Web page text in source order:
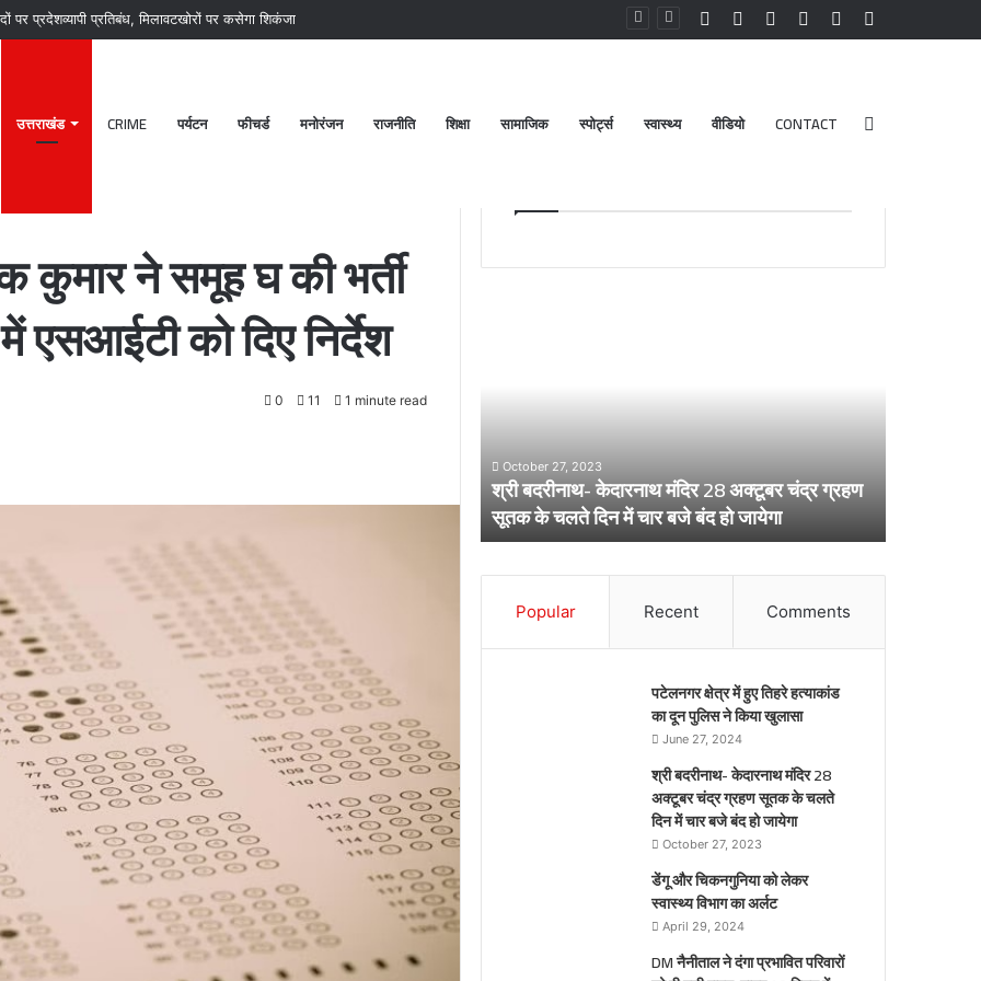
पर प्रदेशव्यापी प्रतिबंध, मिलावटखोरों पर कसेगा शिकंजा
Random
Log
Instagram
YouTube
Facebook
उत्तराखंड CRIME पर्यटन फीचर्ड मनोरंजन राजनीति शिक्षा सामाजिक स्पोर्ट्स स्वास्थ्य वीडियो CONTACT
ने समूह घ की भर्ती
एसआईटी को दिए निर्देश
0 11 1 minute read
क्षेत्र
में
किया खुलासा
ग्रहण
सूतक
चलते
October 27, 2023
श्री बदरीनाथ- केदारनाथ मंदिर 28 अक्टूबर चंद्र ग्रहण
सूतक के चलते दिन में चार बजे बंद हो जायेगा
Popular Recent Comments
पटेलनगर क्षेत्र में हुए तिहरे हत्याकांड
का दून पुलिस ने किया खुलासा
June 27, 2024
श्री बदरीनाथ- केदारनाथ मंदिर 28
अक्टूबर चंद्र ग्रहण सूतक के चलते
दिन में चार बजे बंद हो जायेगा
October 27, 2023
डेंगू और चिकनगुनिया को लेकर
स्वास्थ्य विभाग का अर्लट
April 29, 2024
DM नैनीताल ने दंगा प्रभावित परिवारों